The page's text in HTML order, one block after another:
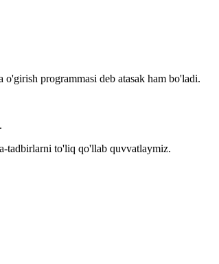
programmasi deb atasak ham bo'ladi.
tadbirlarni to'liq qo'llab quvvatlaymiz.